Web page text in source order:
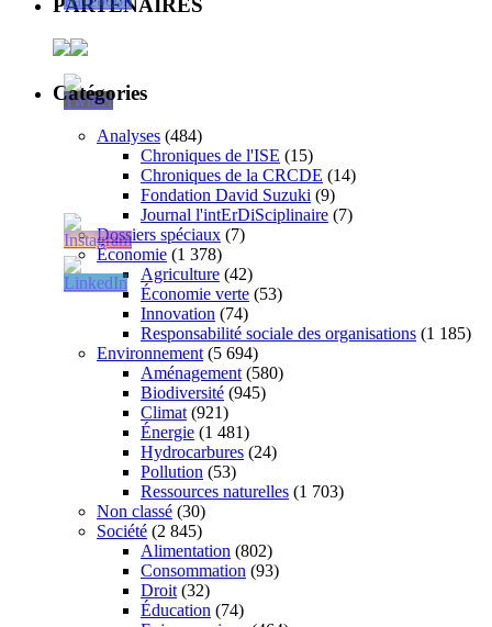
PARTENAIRES
Catégories
Analyses (484)
Chroniques de l'ISE (15)
Chroniques de la CRCDE (14)
Fondation David Suzuki (9)
Journal l'intErDiSciplinaire (7)
Dossiers spéciaux (7)
Économie (1 378)
Agriculture (42)
Économie verte (53)
Innovation (74)
Responsabilité sociale des organisations (1 185)
Environnement (5 694)
Aménagement (580)
Biodiversité (945)
Climat (921)
Énergie (1 481)
Hydrocarbures (24)
Pollution (53)
Ressources naturelles (1 703)
Non classé (30)
Société (2 845)
Alimentation (802)
Consommation (93)
Droit (32)
Éducation (74)